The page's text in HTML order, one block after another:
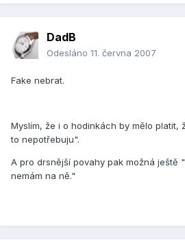
DadB
Odesláno 11. června 2007
Fake nebrat.
Myslím, že i o hodinkách by mělo platit,
to nepotřebuju".
A pro drsnější povahy pak možná ještě
nemám na ně."